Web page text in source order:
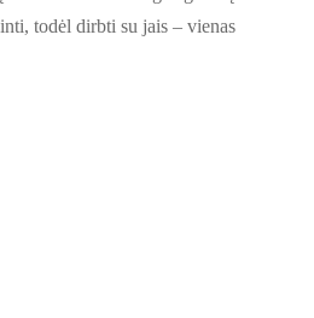
todėl dirbti su jais – vienas